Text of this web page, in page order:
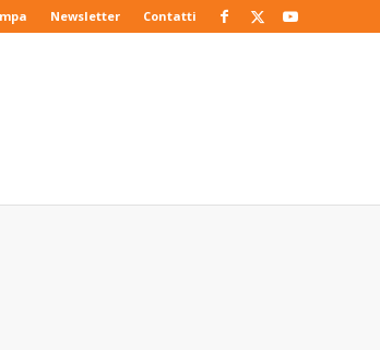
Newsletter Contatti